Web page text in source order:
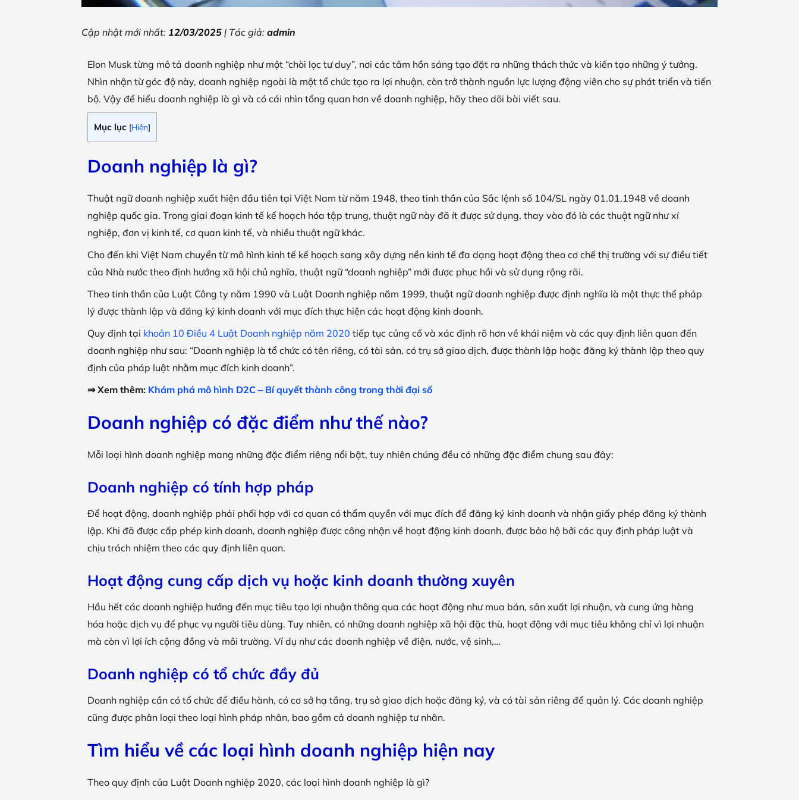
Cập nhật mới nhất: 12/03/2025 | Tác giả: admin
Elon Musk từng mô tả doanh nghiệp như một “chòi lọc tư duy”, nơi các tâm hồn sáng tạo đặt ra những thách thức và kiến tạo những ý tưởng.
Nhìn nhận từ góc độ này, doanh nghiệp ngoài là một tổ chức tạo ra lợi nhuận, còn trở thành nguồn lực lượng động viên cho sự phát triển và tiến
bộ. Vậy để hiểu doanh nghiệp là gì và có cái nhìn tổng quan hơn về doanh nghiệp, hãy theo dõi bài viết sau.
Mục lục [Hiện]
Doanh nghiệp là gì?
Thuật ngữ doanh nghiệp xuất hiện đầu tiên tại Việt Nam từ năm 1948, theo tinh thần của Sắc lệnh số 104/SL ngày 01.01.1948 về doanh
nghiệp quốc gia. Trong giai đoạn kinh tế kế hoạch hóa tập trung, thuật ngữ này đã ít được sử dụng, thay vào đó là các thuật ngữ như xí
nghiệp, đơn vị kinh tế, cơ quan kinh tế, và nhiều thuật ngữ khác.
Cho đến khi Việt Nam chuyển từ mô hình kinh tế kế hoạch sang xây dựng nền kinh tế đa dạng hoạt động theo cơ chế thị trường với sự điều tiết
của Nhà nước theo định hướng xã hội chủ nghĩa, thuật ngữ “doanh nghiệp” mới được phục hồi và sử dụng rộng rãi.
Theo tinh thần của Luật Công ty năm 1990 và Luật Doanh nghiệp năm 1999, thuật ngữ doanh nghiệp được định nghĩa là một thực thể pháp
lý được thành lập và đăng ký kinh doanh với mục đích thực hiện các hoạt động kinh doanh.
Quy định tại khoản 10 Điều 4 Luật Doanh nghiệp năm 2020 tiếp tục củng cố và xác định rõ hơn về khái niệm và các quy định liên quan đến
doanh nghiệp như sau: “Doanh nghiệp là tổ chức có tên riêng, có tài sản, có trụ sở giao dịch, được thành lập hoặc đăng ký thành lập theo quy
định của pháp luật nhằm mục đích kinh doanh”.
⇒ Xem thêm: Khám phá mô hình D2C – Bí quyết thành công trong thời đại số
Doanh nghiệp có đặc điểm như thế nào?
Mỗi loại hình doanh nghiệp mang những đặc điểm riêng nổi bật, tuy nhiên chúng đều có những đặc điểm chung sau đây:
Doanh nghiệp có tính hợp pháp
Để hoạt động, doanh nghiệp phải phối hợp với cơ quan có thẩm quyền với mục đích để đăng ký kinh doanh và nhận giấy phép đăng ký thành
lập. Khi đã được cấp phép kinh doanh, doanh nghiệp được công nhận về hoạt động kinh doanh, được bảo hộ bởi các quy định pháp luật và
chịu trách nhiệm theo các quy định liên quan.
Hoạt động cung cấp dịch vụ hoặc kinh doanh thường xuyên
Hầu hết các doanh nghiệp hướng đến mục tiêu tạo lợi nhuận thông qua các hoạt động như mua bán, sản xuất lợi nhuận, và cung ứng hàng
hóa hoặc dịch vụ để phục vụ người tiêu dùng. Tuy nhiên, có những doanh nghiệp xã hội đặc thù, hoạt động với mục tiêu không chỉ vì lợi nhuận
mà còn vì lợi ích cộng đồng và môi trường. Ví dụ như các doanh nghiệp về điện, nước, vệ sinh,…
Doanh nghiệp có tổ chức đầy đủ
Doanh nghiệp cần có tổ chức để điều hành, có cơ sở hạ tầng, trụ sở giao dịch hoặc đăng ký, và có tài sản riêng để quản lý. Các doanh nghiệp
cũng được phân loại theo loại hình pháp nhân, bao gồm cả doanh nghiệp tư nhân.
Tìm hiểu về các loại hình doanh nghiệp hiện nay
Theo quy định của Luật Doanh nghiệp 2020, các loại hình doanh nghiệp là gì?